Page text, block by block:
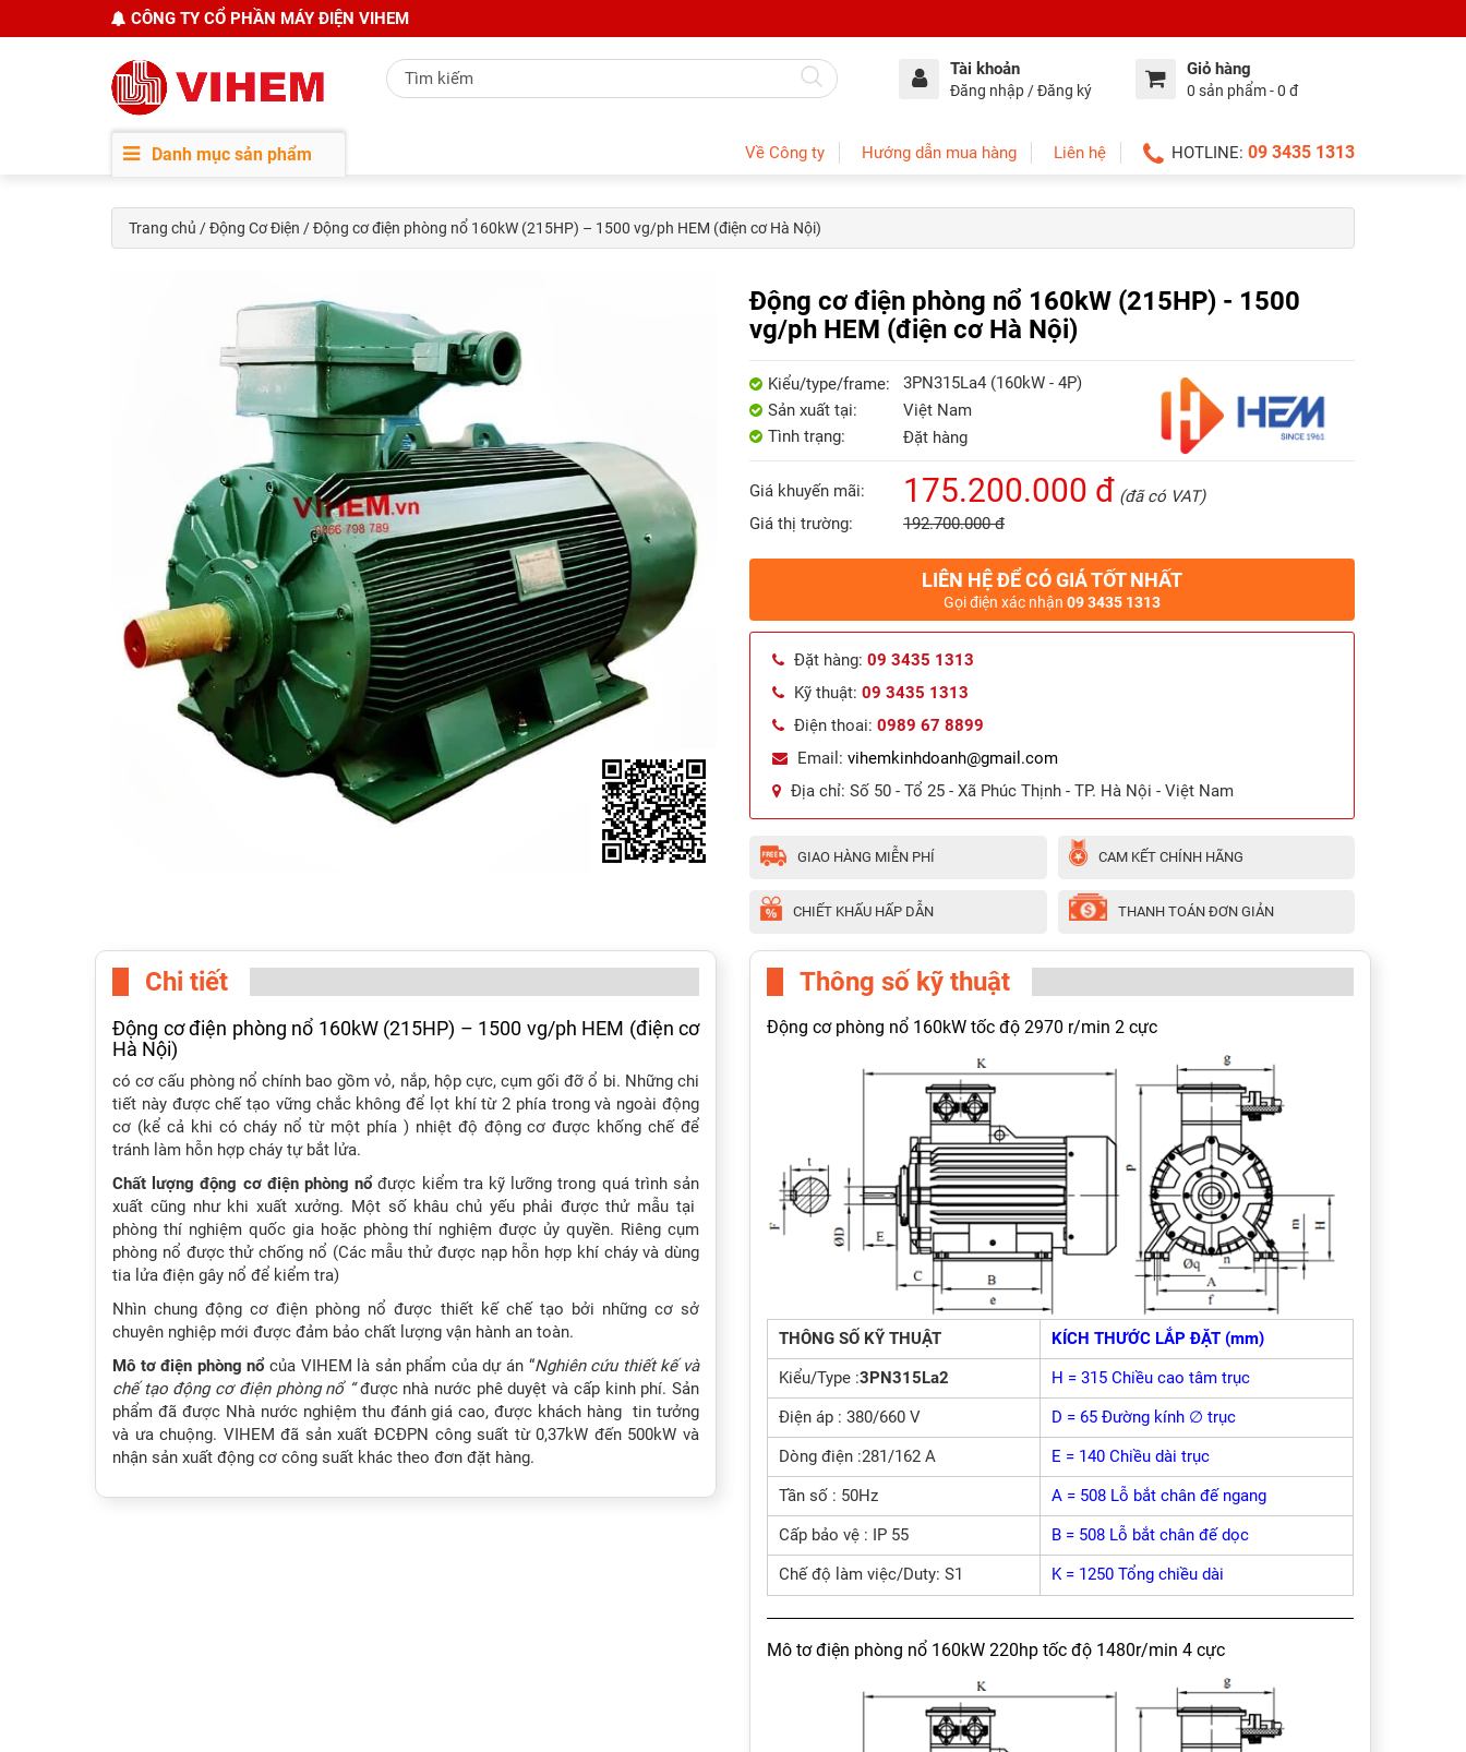
CÔNG TY CỔ PHẦN MÁY ĐIỆN VIHEM
Tài khoản
Đăng nhập / Đăng ký
Giỏ hàng
0 sản phẩm - 0 đ
Danh mục sản phẩm Về Công ty Hướng dẫn mua hàng Liên hệ HOTLINE: 09 3435 1313
Trang chủ /Động Cơ Điện / Động cơ điện phòng nổ 160kW (215HP) – 1500 vg/ph HEM (điện cơ Hà Nội)
Động cơ điện phòng nổ 160kW (215HP) - 1500
vg/ph HEM (điện cơ Hà Nội)
Kiểu/type/frame:
3PN315La4 (160kW - 4P)
Sản xuất tại:
Việt Nam
Tình trạng:
Đặt hàng
Giá khuyến mãi: 175.200.000 đ (đã có VAT)
Giá thị trường:
192.700.000 đ
LIÊN HỆ ĐỂ CÓ GIÁ TỐT NHẤT
Gọi điện xác nhận 09 3435 1313
Đặt hàng: 09 3435 1313
Kỹ thuật: 09 3435 1313
Điện thoai: 0989 67 8899
Email: vihemkinhdoanh@gmail.com
Địa chỉ: Số 50 - Tổ 25 - Xã Phúc Thịnh - TP. Hà Nội - Việt Nam
GIAO HÀNG MIỄN PHÍ CAM KẾT CHÍNH HÃNG
CHIẾT KHẤU HẤP DẪN THANH TOÁN ĐƠN GIẢN
Chi tiết
Động cơ điện phòng nổ 160kW (215HP) – 1500 vg/ph HEM (điện cơ
Hà Nội)
có cơ cấu phòng nổ chính bao gồm vỏ, nắp, hộp cực, cụm gối đỡ ổ bi. Những chi
tiết này được chế tạo vững chắc không để lọt khí từ 2 phía trong và ngoài động
cơ (kể cả khi có cháy nổ từ một phía ) nhiệt độ động cơ được khống chế để
tránh làm hỗn hợp cháy tự bắt lửa.
Chất lượng động cơ điện phòng nổđược kiểm tra kỹ lưỡng trong quá trình sản
xuất cũng như khi xuất xưởng. Một số khâu chủ yếu phải được thử mẫu tại
phòng thí nghiệm quốc gia hoặc phòng thí nghiệm được ủy quyền. Riêng cụm
phòng nổ được thử chống nổ (Các mẫu thử được nạp hỗn hợp khí cháy và dùng
tia lửa điện gây nổ để kiểm tra)
Nhìn chung động cơ điện phòng nổ được thiết kế chế tạo bởi những cơ sở
chuyên nghiệp mới được đảm bảo chất lượng vận hành an toàn.
Mô tơ điện phòng nổcủa VIHEM là sản phẩm của dự án “Nghiên cứu thiết kế và
chế tạo động cơ điện phòng nổ “được nhà nước phê duyệt và cấp kinh phí. Sản
phẩm đã được Nhà nước nghiệm thu đánh giá cao, được khách hàng tin tưởng
và ưa chuộng. VIHEM đã sản xuất ĐCĐPN công suất từ 0,37kW đến 500kW và
nhận sản xuất động cơ công suất khác theo đơn đặt hàng.
Thông số kỹ thuật
Động cơ phòng nổ 160kW tốc độ 2970 r/min 2 cực
THÔNG SỐ KỸ THUẬT
KÍCH THƯỚC LẮP ĐẶT (mm)
Kiểu/Type :3PN315La2
H = 315 Chiều cao tâm trục
Điện áp : 380/660 V
D = 65 Đường kính ∅ trục
Dòng điện :281/162 A
E = 140 Chiều dài trục
Tần số : 50Hz
A = 508 Lỗ bắt chân đế ngang
Cấp bảo vệ : IP 55
B = 508 Lỗ bắt chân đế dọc
Chế độ làm việc/Duty: S1
K = 1250 Tổng chiều dài
Mô tơ điện phòng nổ 160kW 220hp tốc độ 1480r/min 4 cực